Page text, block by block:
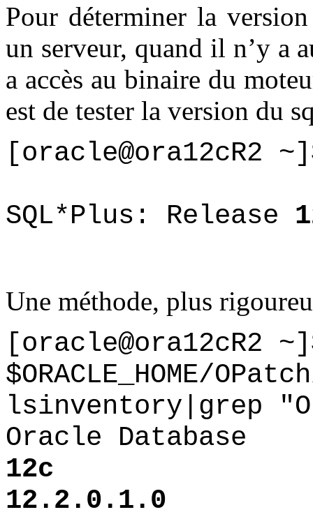
Pour déterminer la
un serveur, quand il n’y a
a accès au binaire du
est de tester la version du
[oracle@ora12cR2
SQL*Plus: Release
Une méthode, plus
[oracle@ora12cR2
$ORACLE_HOME/
lsinventory|grep
Oracle Database
12.2.0.1.0